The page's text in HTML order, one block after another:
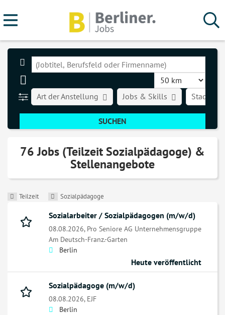
Stadt
Art der Anstellung Jobs & Skills
76 Jobs (Teilzeit Sozialpädagoge) &
Stellenangebote
Teilzeit Sozialpädagoge
Sozialarbeiter / Sozialpädagogen (m/w/d)
08.08.2026, Pro Seniore AG Unternehmensgruppe
Am Deutsch-Franz.-Garten
Berlin
Heute veröffentlicht
Sozialpädagoge (m/w/d)
08.08.2026, EJF
Berlin